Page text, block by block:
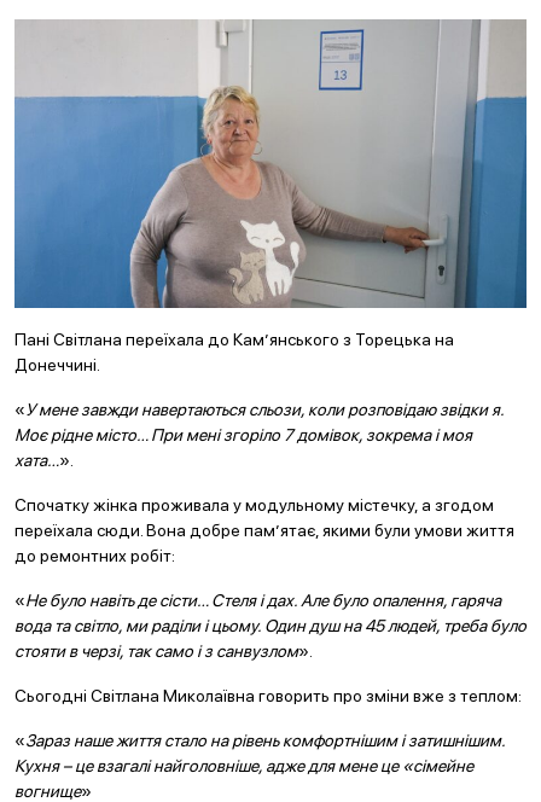
Пані Світлана переїхала до Кам’янського з Торецька на
Донеччині.
«У мене завжди навертаються сльози, коли розповідаю звідки я.
Моє рідне місто… При мені згоріло 7 домівок, зокрема і моя
хата…».
Спочатку жінка проживала у модульному містечку, а згодом
переїхала сюди. Вона добре пам’ятає, якими були умови життя
до ремонтних робіт:
«Не було навіть де сісти… Стеля і дах. Але було опалення, гаряча
вода та світло, ми раділи і цьому. Один душ на 45 людей, треба було
стояти в черзі, так само і з санвузлом».
Сьогодні Світлана Миколаївна говорить про зміни вже з теплом:
«Зараз наше життя стало на рівень комфортнішим і затишнішим.
Кухня – це взагалі найголовніше, адже для мене це «сімейне
вогнище»